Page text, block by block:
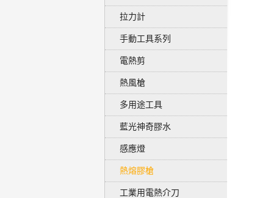
拉力計
手動工具系列
電熱剪
熱風槍
多用途工具
藍光神奇膠水
感應燈
熱熔膠槍
工業用電熱介刀